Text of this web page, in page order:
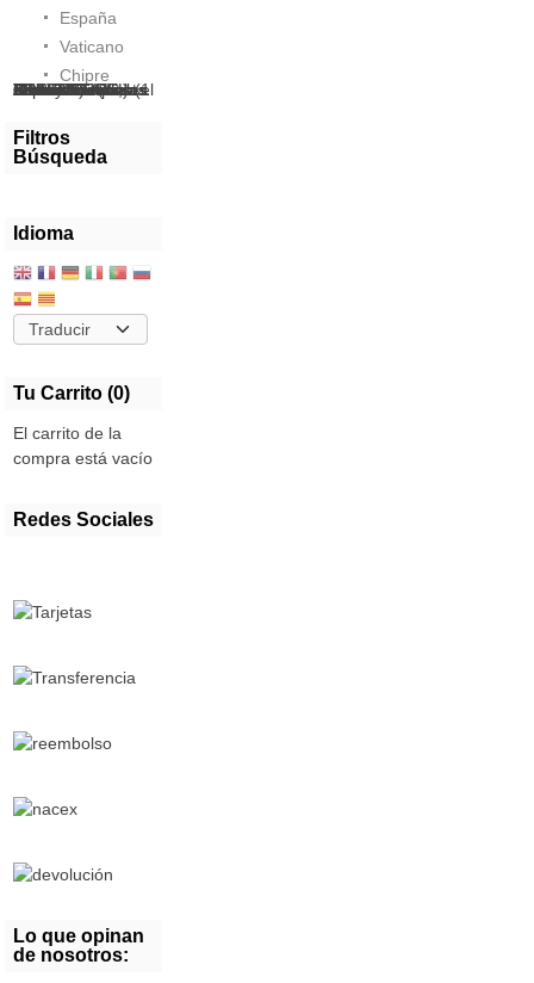
España
Vaticano
Chipre
Valores Sueltos (1 cent. - 2 euros)
Series Completas
Carteras Oficiales
CARTUCHOS, BOLSAS... (Venta al mayor)
BILLETES DEL MUNDO
PREVENTA
A beneficio de la Asociación Española contra el Cáncer
Filtros
Búsqueda
Idioma
Tu Carrito (0)
El carrito de la
compra está vacío
Redes Sociales
Lo que opinan
de nosotros: